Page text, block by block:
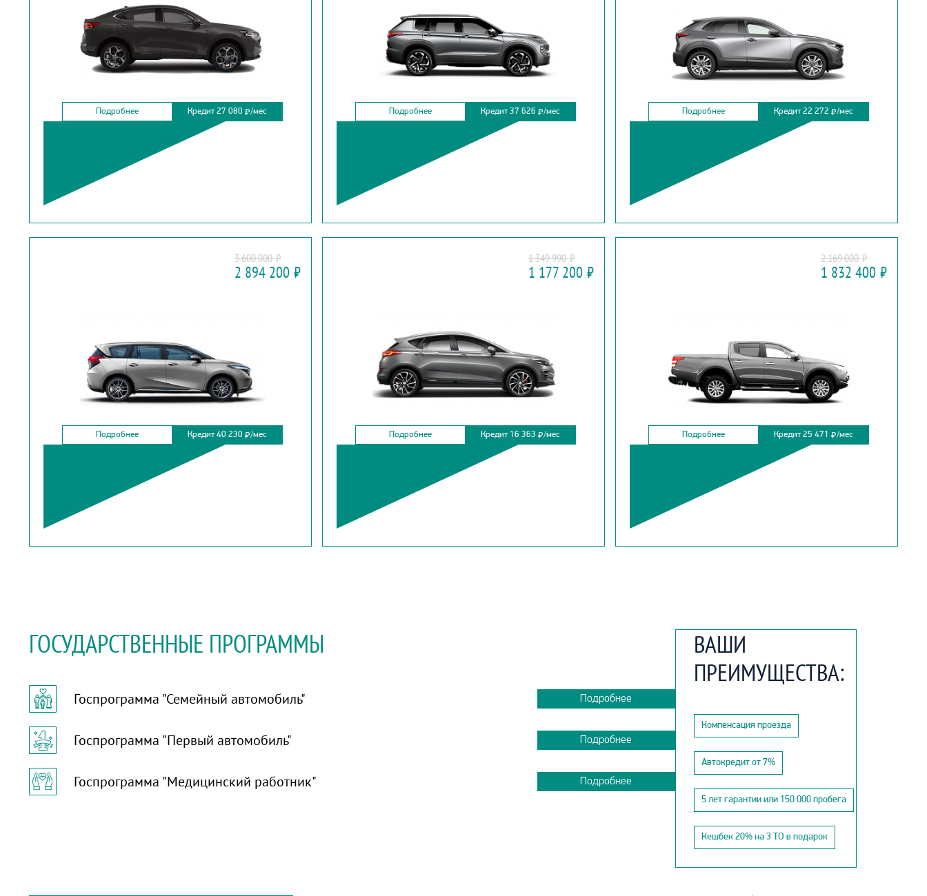
Подробнее Кредит 27 080 ₽/мес Подробнее Кредит 37 626 ₽/мес Подробнее Кредит 22 272 ₽/мес
3 600 000₽
2 894 200 ₽
Подробнее Кредит 40 230 ₽/мес
1 349 990₽
1 177 200 ₽
Подробнее Кредит 16 363 ₽/мес
2 169 000₽
1 832 400 ₽
Подробнее Кредит 25 471 ₽/мес
ГОСУДАРСТВЕННЫЕ ПРОГРАММЫ
Госпрограмма "Семейный автомобиль" Подробнее
Госпрограмма "Первый автомобиль" Подробнее
Госпрограмма "Медицинский работник" Подробнее
ВАШИ
ПРЕИМУЩЕСТВА:
Компенсация проезда
Автокредит от 7%
5 лет гарантии или 150 000 пробега
Кешбек 20% на 3 ТО в подарок